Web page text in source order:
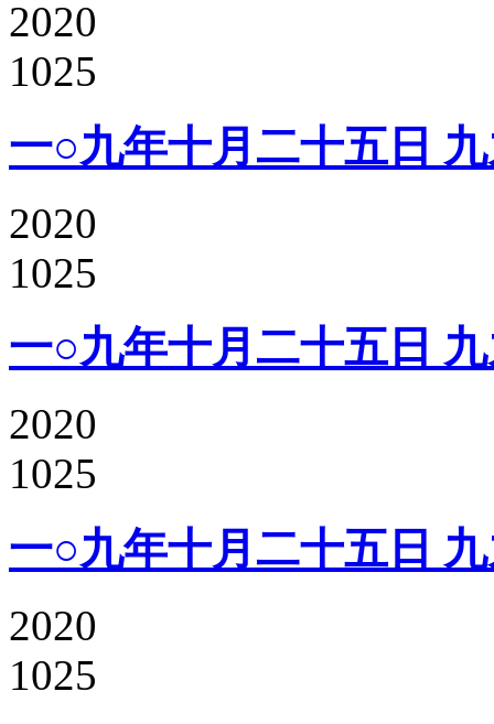
2020
1025
一○九年十月二十五日
2020
1025
一○九年十月二十五日
2020
1025
一○九年十月二十五日
2020
1025